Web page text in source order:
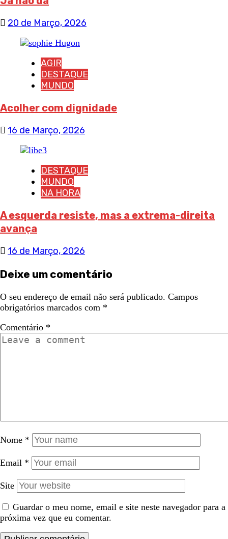
20 de Março, 2026
AGIR
DESTAQUE
MUNDO
Acolher com dignidade
16 de Março, 2026
DESTAQUE
MUNDO
NA HORA
A esquerda resiste, mas a extrema-direita
avança
16 de Março, 2026
Deixe um comentário
O seu endereço de email não será publicado. Campos
obrigatórios marcados com *
Comentário *
Nome *
Email *
Site
Guardar o meu nome, email e site neste navegador para a
próxima vez que eu comentar.